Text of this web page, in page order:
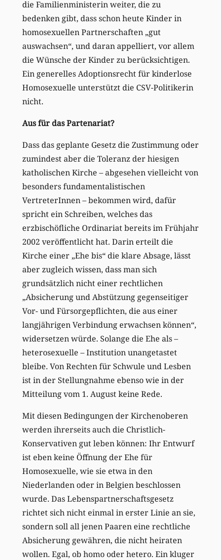
die Familienministerin weiter, die zu
bedenken gibt, dass schon heute Kinder in
homosexuellen Partnerschaften „gut
auswachsen“, und daran appelliert, vor allem
die Wünsche der Kinder zu berücksichtigen.
Ein generelles Adoptionsrecht für kinderlose
Homosexuelle unterstützt die CSV-Politikerin
nicht.
Aus für das Partenariat?
Dass das geplante Gesetz die Zustimmung oder
zumindest aber die Toleranz der hiesigen
katholischen Kirche – abgesehen vielleicht von
besonders fundamentalistischen
VertreterInnen – bekommen wird, dafür
spricht ein Schreiben, welches das
erzbischöfliche Ordinariat bereits im Frühjahr
2002 veröffentlicht hat. Darin erteilt die
Kirche einer „Ehe bis“ die klare Absage, lässt
aber zugleich wissen, dass man sich
grundsätzlich nicht einer rechtlichen
„Absicherung und Abstützung gegenseitiger
Vor- und Fürsorgepflichten, die aus einer
langjährigen Verbindung erwachsen können“,
widersetzen würde. Solange die Ehe als –
heterosexuelle – Institution unangetastet
bleibe. Von Rechten für Schwule und Lesben
ist in der Stellungnahme ebenso wie in der
Mitteilung vom 1. August keine Rede.
Mit diesen Bedingungen der Kirchenoberen
werden ihrerseits auch die Christlich-
Konservativen gut leben können: Ihr Entwurf
ist eben keine Öffnung der Ehe für
Homosexuelle, wie sie etwa in den
Niederlanden oder in Belgien beschlossen
wurde. Das Lebenspartnerschaftsgesetz
richtet sich nicht einmal in erster Linie an sie,
sondern soll all jenen Paaren eine rechtliche
Absicherung gewähren, die nicht heiraten
wollen. Egal, ob homo oder hetero. Ein kluger